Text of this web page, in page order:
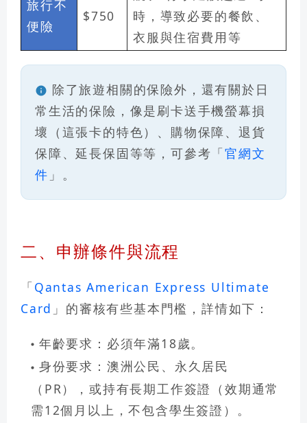
旅行不
便險
$750
時，導致必要的餐飲、
衣服與住宿費用等
除了旅遊相關的保險外，還有關於日
常生活的保險，像是刷卡送手機螢幕損
壞（這張卡的特色）、購物保障、退貨
保障、延長保固等等，可參考「官網文
件 」。
二、申辦條件與流程
「Qantas American Express Ultimate
Card 」的審核有些基本門檻，詳情如下：
年齡要求 ：必須年滿18歲。
身份要求 ：澳洲公民、永久居民
（PR），或持有長期工作簽證（效期通常
需12個月以上，不包含學生簽證）。